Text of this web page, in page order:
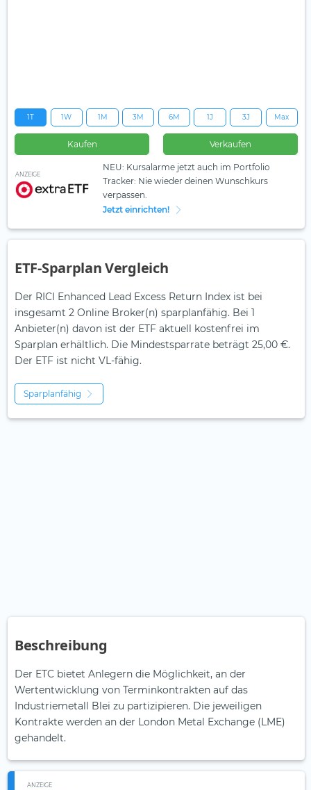
1T 1W 1M 3M 6M 1J 3J Max
Kaufen Verkaufen
ANZEIGE
NEU: Kursalarme jetzt auch im Portfolio
Tracker: Nie wieder deinen Wunschkurs
verpassen.
Jetzt einrichten!
ETF-Sparplan Vergleich
Der RICI Enhanced Lead Excess Return Index ist bei
insgesamt 2 Online Broker(n) sparplanfähig. Bei 1
Anbieter(n) davon ist der ETF aktuell kostenfrei im
Sparplan erhältlich. Die Mindestsparrate beträgt 25,00 €.
Der ETF ist nicht VL-fähig.
Sparplanfähig
Beschreibung
Der ETC bietet Anlegern die Möglichkeit, an der
Wertentwicklung von Terminkontrakten auf das
Industriemetall Blei zu partizipieren. Die jeweiligen
Kontrakte werden an der London Metal Exchange (LME)
gehandelt.
ANZEIGE